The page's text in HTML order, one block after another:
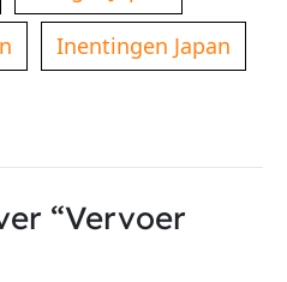
Inentingen Japan
“Vervoer